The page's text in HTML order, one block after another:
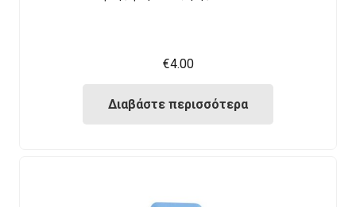
€4.00
Διαβάστε περισσότερα